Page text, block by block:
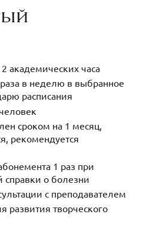
академических часа
в неделю в выбранное
расписания
сроком на 1 месяц,
рекомендуется
1 раз при
о болезни
с преподавателем
развития творческого